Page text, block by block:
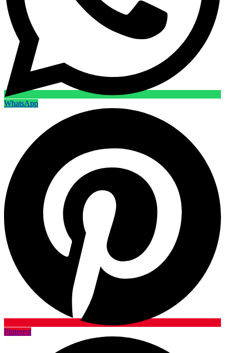
WhatsApp
Pinterest